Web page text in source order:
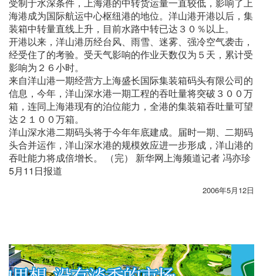
受制于水深条件，上海港的中转货运量一直较低，影响了上
海港成为国际航运中心枢纽港的地位。洋山港开港以后，集
装箱中转量直线上升，目前水路中转已达３０％以上。
开港以来，洋山港历经台风、雨雪、迷雾、强冷空气袭击，
经受住了的考验。受天气影响的作业天数仅为５天，累计受
影响为２６小时。
来自洋山港一期经营方上海盛长国际集装箱码头有限公司的
信息，今年，洋山深水港一期工程的吞吐量将突破３００万
箱，连同上海港现有的泊位能力，全港的集装箱吞吐量可望
达２１００万箱。
洋山深水港二期码头将于今年年底建成。届时一期、二期码
头合并运作，洋山深水港的规模效应进一步形成，洋山港的
吞吐能力将成倍增长。 （完） 新华网上海频道记者 冯亦珍
5月11日报道
2006年5月12日